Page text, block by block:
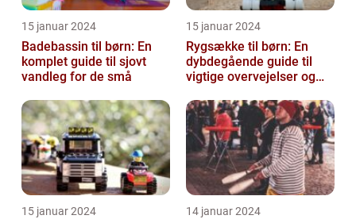
15 januar 2024
Badebassin til børn: En
komplet guide til sjovt
vandleg for de små
15 januar 2024
Rygsække til børn: En
dybdegående guide til
vigtige overvejelser og
15 januar 2024 14 januar 2024